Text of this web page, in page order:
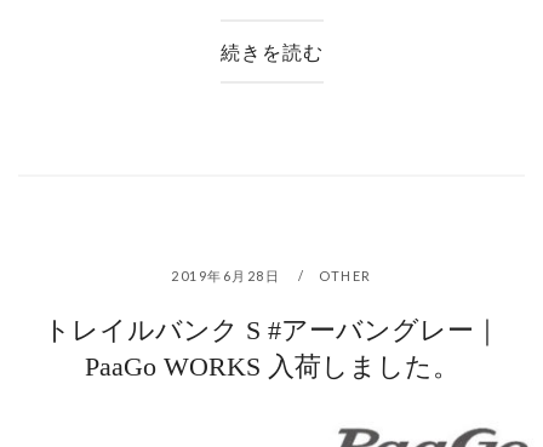
続きを読む
2019年6月28日 OTHER
トレイルバンク S #アーバングレー｜
PaaGo WORKS 入荷しました。